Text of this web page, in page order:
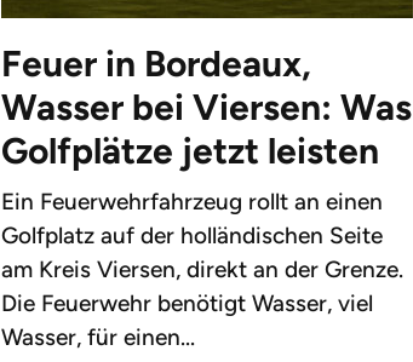
Feuer in Bordeaux,
Wasser bei Viersen: Was
Golfplätze jetzt leisten
Ein Feuerwehrfahrzeug rollt an einen
Golfplatz auf der holländischen Seite
am Kreis Viersen, direkt an der Grenze.
Die Feuerwehr benötigt Wasser, viel
Wasser, für einen...